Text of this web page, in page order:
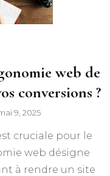
web de
conversions ?
9, 2025
cruciale pour le
web désigne
à rendre un site